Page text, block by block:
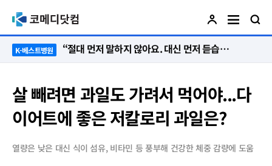
K-베스트병원 “절대 먼저 말하지 않아요. 대신 먼저 듣습니다”
살 빼려면 과일도 가려서 먹어야...다
이어트에 좋은 저칼로리 과일은?
열량은 낮은 대신 식이 섬유, 비타민 등 풍부해 건강한 체중 감량에 도움